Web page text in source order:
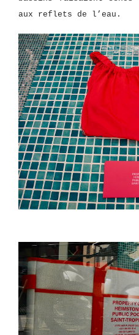
aux reflets de l’eau.